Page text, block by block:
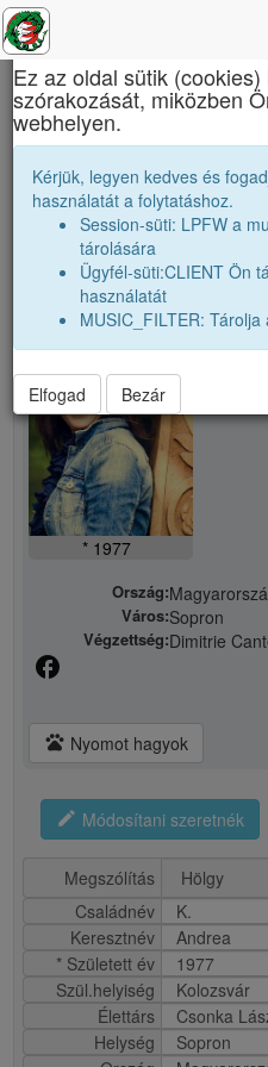
Báthory István
K.
K. Andrea
* 1977
Ország:
Város:Sopron
Végzettség:Dimitrie
facebook
pets Nyomot hagyok
edit Módosítani szeretnék
Megszólítás
Családnév
K.
Keresztnév
Andrea
* Született év
1977
Szül.helyiség
Kolozsvár
Élettárs
Csonka
Helység
Sopron
×
Ez az oldal sütik
szórakozását, miközben
webhelyen.
Kérjük, legyen kedves és
használatát a folytatáshoz.
Session-süti: LPFW a
tárolására
Ügyfél-süti:CLIENT Ön
használatát
MUSIC_FILTER:
Elfogad Bezár